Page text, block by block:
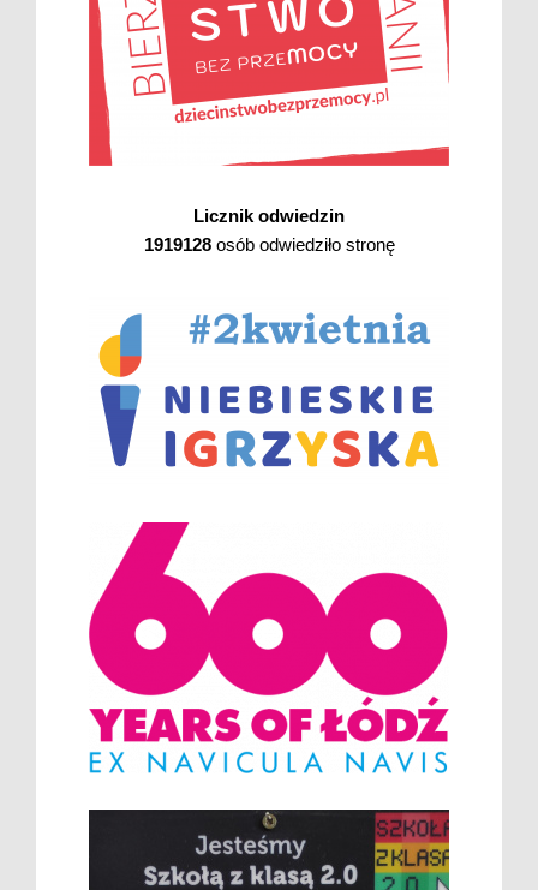
Licznik odwiedzin
1919128osób odwiedziło stronę